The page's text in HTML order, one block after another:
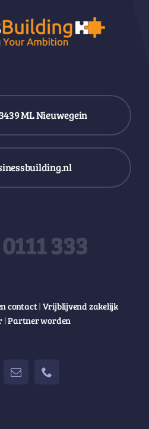
ML Nieuwegein
333
contact| Vrijblijvend zakelijk
|Partner worden